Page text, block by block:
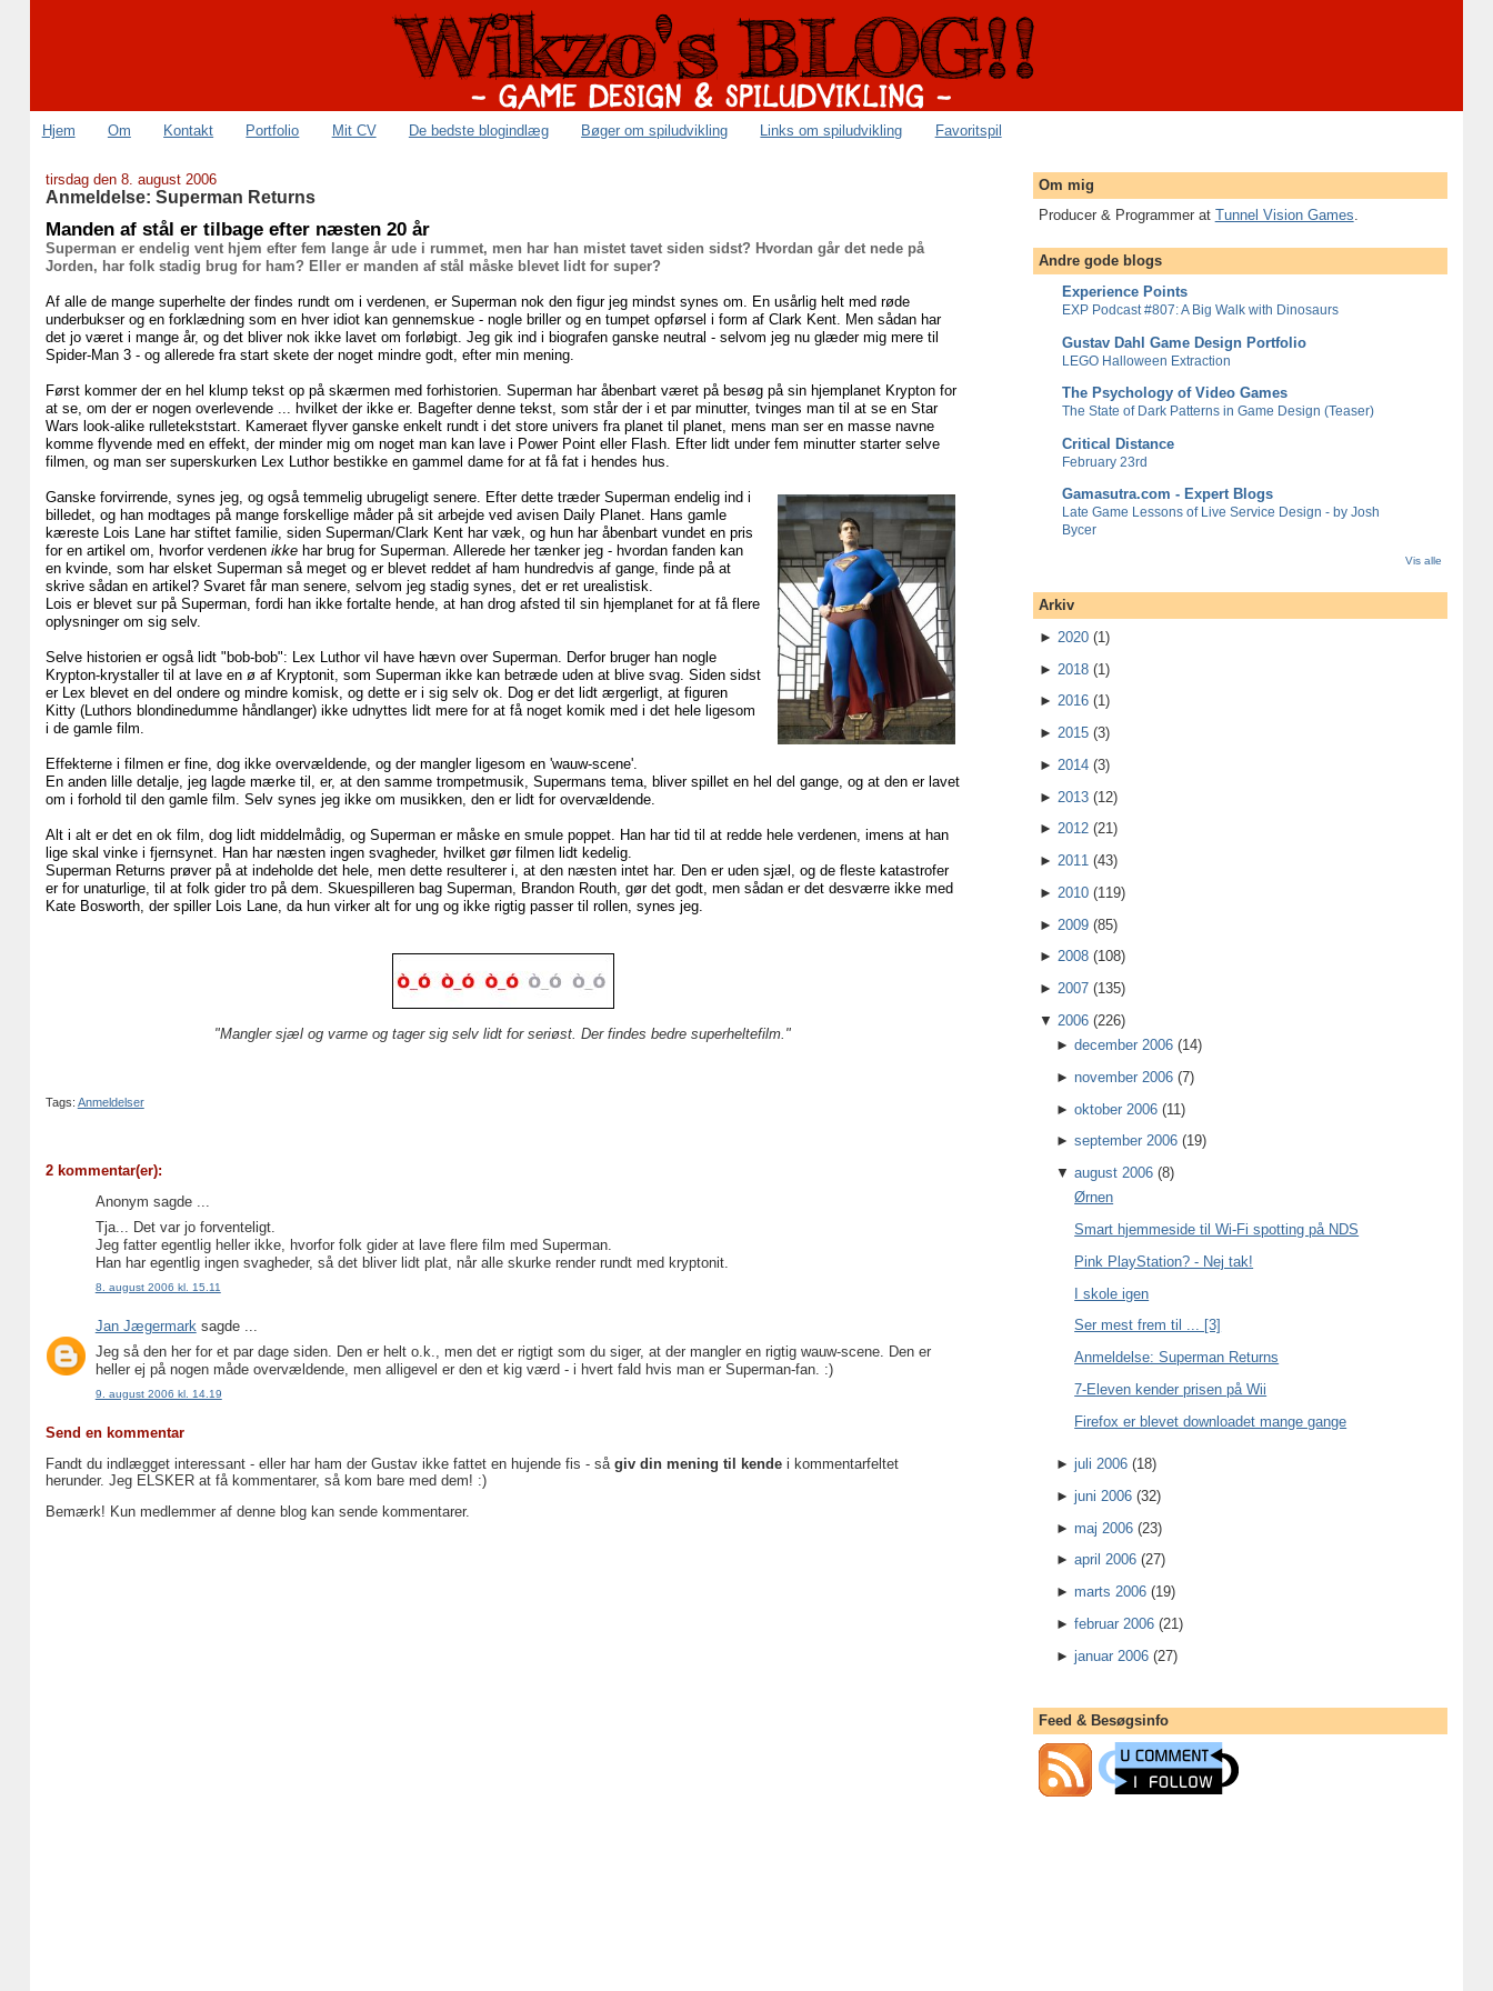
Hjem Om Kontakt Portfolio Mit CV De bedste blogindlæg Bøger om spiludvikling Links om spiludvikling Favoritspil
tirsdag den 8. august 2006
Anmeldelse: Superman Returns
Manden af stål er tilbage efter næsten 20 år
Superman er endelig vent hjem efter fem lange år ude i rummet, men har han mistet tavet siden sidst? Hvordan går det nede på
Jorden, har folk stadig brug for ham? Eller er manden af stål måske blevet lidt for super?
Af alle de mange superhelte der findes rundt om i verdenen, er Superman nok den figur jeg mindst synes om. En usårlig helt med røde
underbukser og en forklædning som en hver idiot kan gennemskue - nogle briller og en tumpet opførsel i form af Clark Kent. Men sådan har
det jo været i mange år, og det bliver nok ikke lavet om forløbigt. Jeg gik ind i biografen ganske neutral - selvom jeg nu glæder mig mere til
Spider-Man 3 - og allerede fra start skete der noget mindre godt, efter min mening.
Først kommer der en hel klump tekst op på skærmen med forhistorien. Superman har åbenbart været på besøg på sin hjemplanet Krypton for
at se, om der er nogen overlevende ... hvilket der ikke er. Bagefter denne tekst, som står der i et par minutter, tvinges man til at se en Star
Wars look-alike rulletekststart. Kameraet flyver ganske enkelt rundt i det store univers fra planet til planet, mens man ser en masse navne
komme flyvende med en effekt, der minder mig om noget man kan lave i Power Point eller Flash. Efter lidt under fem minutter starter selve
filmen, og man ser superskurken Lex Luthor bestikke en gammel dame for at få fat i hendes hus.
Ganske forvirrende, synes jeg, og også temmelig ubrugeligt senere. Efter dette træder Superman endelig ind i
billedet, og han modtages på mange forskellige måder på sit arbejde ved avisen Daily Planet. Hans gamle
kæreste Lois Lane har stiftet familie, siden Superman/Clark Kent har væk, og hun har åbenbart vundet en pris
for en artikel om, hvorfor verdenen ikke har brug for Superman. Allerede her tænker jeg - hvordan fanden kan
en kvinde, som har elsket Superman så meget og er blevet reddet af ham hundredvis af gange, finde på at
skrive sådan en artikel? Svaret får man senere, selvom jeg stadig synes, det er ret urealistisk.
Lois er blevet sur på Superman, fordi han ikke fortalte hende, at han drog afsted til sin hjemplanet for at få flere
oplysninger om sig selv.
Selve historien er også lidt "bob-bob": Lex Luthor vil have hævn over Superman. Derfor bruger han nogle
Krypton-krystaller til at lave en ø af Kryptonit, som Superman ikke kan betræde uden at blive svag. Siden sidst
er Lex blevet en del ondere og mindre komisk, og dette er i sig selv ok. Dog er det lidt ærgerligt, at figuren
Kitty (Luthors blondinedumme håndlanger) ikke udnyttes lidt mere for at få noget komik med i det hele ligesom
i de gamle film.
Effekterne i filmen er fine, dog ikke overvældende, og der mangler ligesom en 'wauw-scene'.
En anden lille detalje, jeg lagde mærke til, er, at den samme trompetmusik, Supermans tema, bliver spillet en hel del gange, og at den er lavet
om i forhold til den gamle film. Selv synes jeg ikke om musikken, den er lidt for overvældende.
Alt i alt er det en ok film, dog lidt middelmådig, og Superman er måske en smule poppet. Han har tid til at redde hele verdenen, imens at han
lige skal vinke i fjernsynet. Han har næsten ingen svagheder, hvilket gør filmen lidt kedelig.
Superman Returns prøver på at indeholde det hele, men dette resulterer i, at den næsten intet har. Den er uden sjæl, og de fleste katastrofer
er for unaturlige, til at folk gider tro på dem. Skuespilleren bag Superman, Brandon Routh, gør det godt, men sådan er det desværre ikke med
Kate Bosworth, der spiller Lois Lane, da hun virker alt for ung og ikke rigtig passer til rollen, synes jeg.
"Mangler sjæl og varme og tager sig selv lidt for seriøst. Der findes bedre superheltefilm."
Tags: Anmeldelser
2 kommentar(er):
Anonym sagde ...
Tja... Det var jo forventeligt.
Jeg fatter egentlig heller ikke, hvorfor folk gider at lave flere film med Superman.
Han har egentlig ingen svagheder, så det bliver lidt plat, når alle skurke render rundt med kryptonit.
8. august 2006 kl. 15.11
Jan Jægermarksagde ...
Jeg så den her for et par dage siden. Den er helt o.k., men det er rigtigt som du siger, at der mangler en rigtig wauw-scene. Den er
heller ej på nogen måde overvældende, men alligevel er den et kig værd - i hvert fald hvis man er Superman-fan. :)
9. august 2006 kl. 14.19
Send en kommentar
Fandt du indlægget interessant - eller har ham der Gustav ikke fattet en hujende fis - så giv din mening til kendei kommentarfeltet
herunder. Jeg ELSKER at få kommentarer, så kom bare med dem! :)
Bemærk! Kun medlemmer af denne blog kan sende kommentarer.
Om mig
Producer & Programmer at Tunnel Vision Games
Andre gode blogs
Experience Points
EXP Podcast #807: A Big Walk with Dinosaurs
Gustav Dahl Game Design Portfolio
LEGO Halloween Extraction
The Psychology of Video Games
The State of Dark Patterns in Game Design (Teaser)
Critical Distance
February 23rd
Gamasutra.com - Expert Blogs
Late Game Lessons of Live Service Design - by Josh
Bycer
Vis alle
Arkiv
► 2020 (1)
► 2018 (1)
► 2016 (1)
► 2015 (3)
► 2014 (3)
► 2013 (12)
► 2012 (21)
► 2011 (43)
► 2010 (119)
► 2009 (85)
► 2008 (108)
► 2007 (135)
▼ 2006 (226)
►december 2006 (14)
►november 2006 (7)
►oktober 2006 (11)
►september 2006 (19)
▼august 2006 (8)
Ørnen
Smart hjemmeside til Wi-Fi spotting på NDS
Pink PlayStation? - Nej tak!
I skole igen
Ser mest frem til ... [3]
Anmeldelse: Superman Returns
7-Eleven kender prisen på Wii
Firefox er blevet downloadet mange gange
►juli 2006 (18)
►juni 2006 (32)
►maj 2006 (23)
►april 2006 (27)
►marts 2006 (19)
►februar 2006 (21)
►januar 2006 (27)
Feed & Besøgsinfo